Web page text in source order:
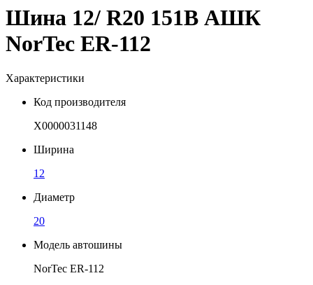
Шина 12/ R20 151B АШК
NorTec ER-112
Характеристики
Код производителя
Х0000031148
Ширина
12
Диаметр
20
Модель автошины
NorTec ER-112